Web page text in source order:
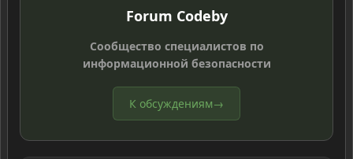
Forum Codeby
Сообщество специалистов по
информационной безопасности
К обсуждениям→